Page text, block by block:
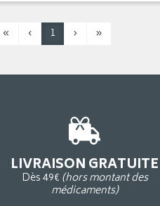
« ‹ 1 › »
LIVRAISON GRATUITE
Dès 49€ (hors montant des
médicaments)